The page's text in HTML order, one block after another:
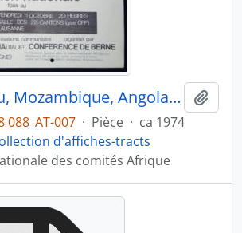
Guiné-Bissau, Mozambique, Angola : indépendance totale et immédiate
088_AT-007 · Pièce · ca 1974
d'affiches-tracts
des comités Afrique